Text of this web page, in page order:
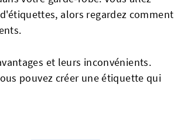
alors regardez comment
et leurs inconvénients.
pouvez créer une étiquette qui